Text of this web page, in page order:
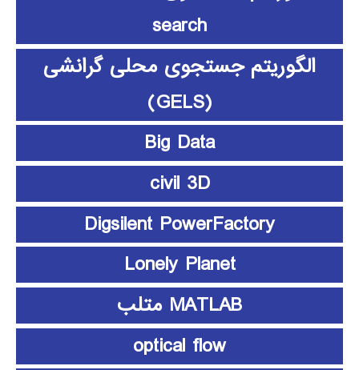
search
الگوریتم جستجوی محلی گرانشی
(GELS)
Big Data
civil 3D
Digsilent PowerFactory
Lonely Planet
MATLAB متلب
optical flow